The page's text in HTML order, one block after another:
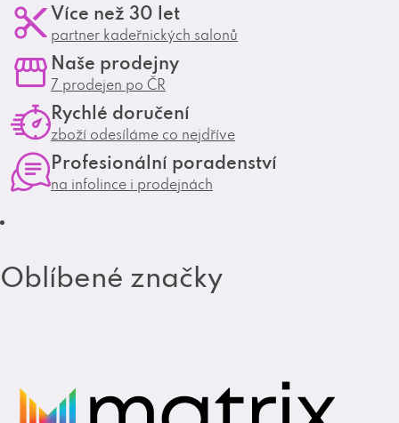
n
s
g
a
m
a
e
o
o
k
Více než 30 let
partner kadeřnických salonů
Naše prodejny
7 prodejen po ČR
Rychlé doručení
zboží odesíláme co nejdříve
Profesionální poradenství
na infolince i prodejnách
Oblíbené značky